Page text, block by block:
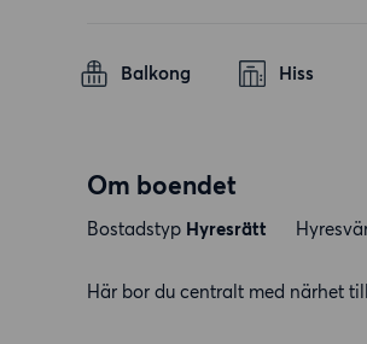
Balkong Hiss
Om boendet
Bostadstyp Hyresrätt
Här bor du centralt med närhet